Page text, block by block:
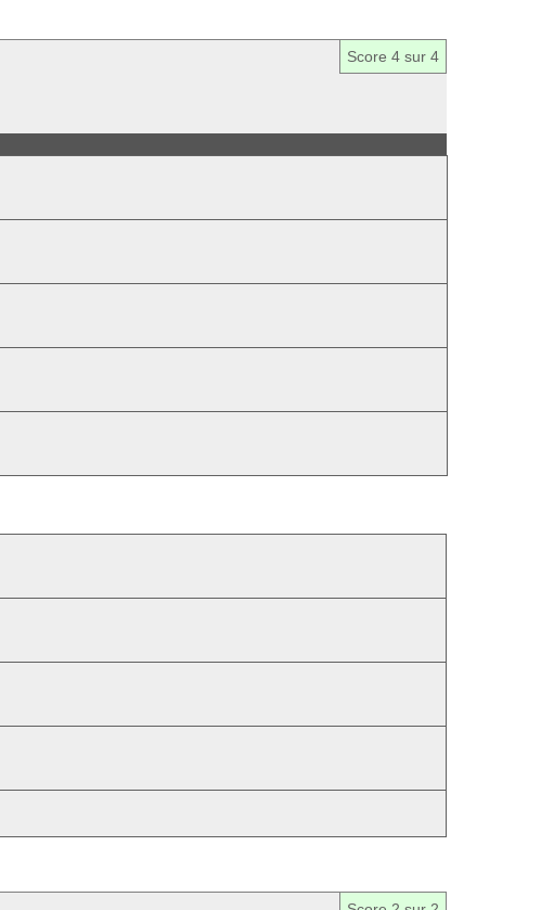
Score 4 sur 4